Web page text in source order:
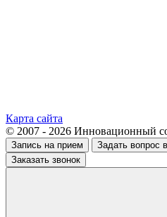
Карта сайта
© 2007 - 2026 Инновационный
Запись на прием Задать вопрос
Заказать звонок